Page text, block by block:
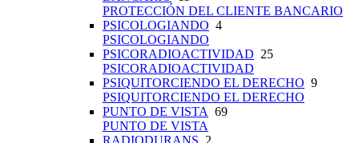
PROTECCIÓN DEL CLIENTE BANCARIO
PSICOLOGIANDO 4
PSICOLOGIANDO
PSICORADIOACTIVIDAD 25
PSICORADIOACTIVIDAD
PSIQUITORCIENDO EL DERECHO 9
PSIQUITORCIENDO EL DERECHO
PUNTO DE VISTA 69
PUNTO DE VISTA